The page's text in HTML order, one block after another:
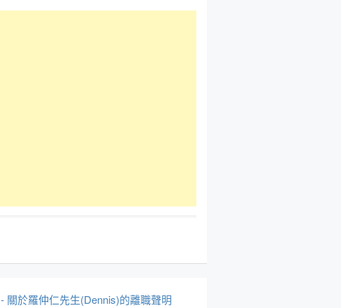
- 關於羅仲仁先生(Dennis)的離職聲明